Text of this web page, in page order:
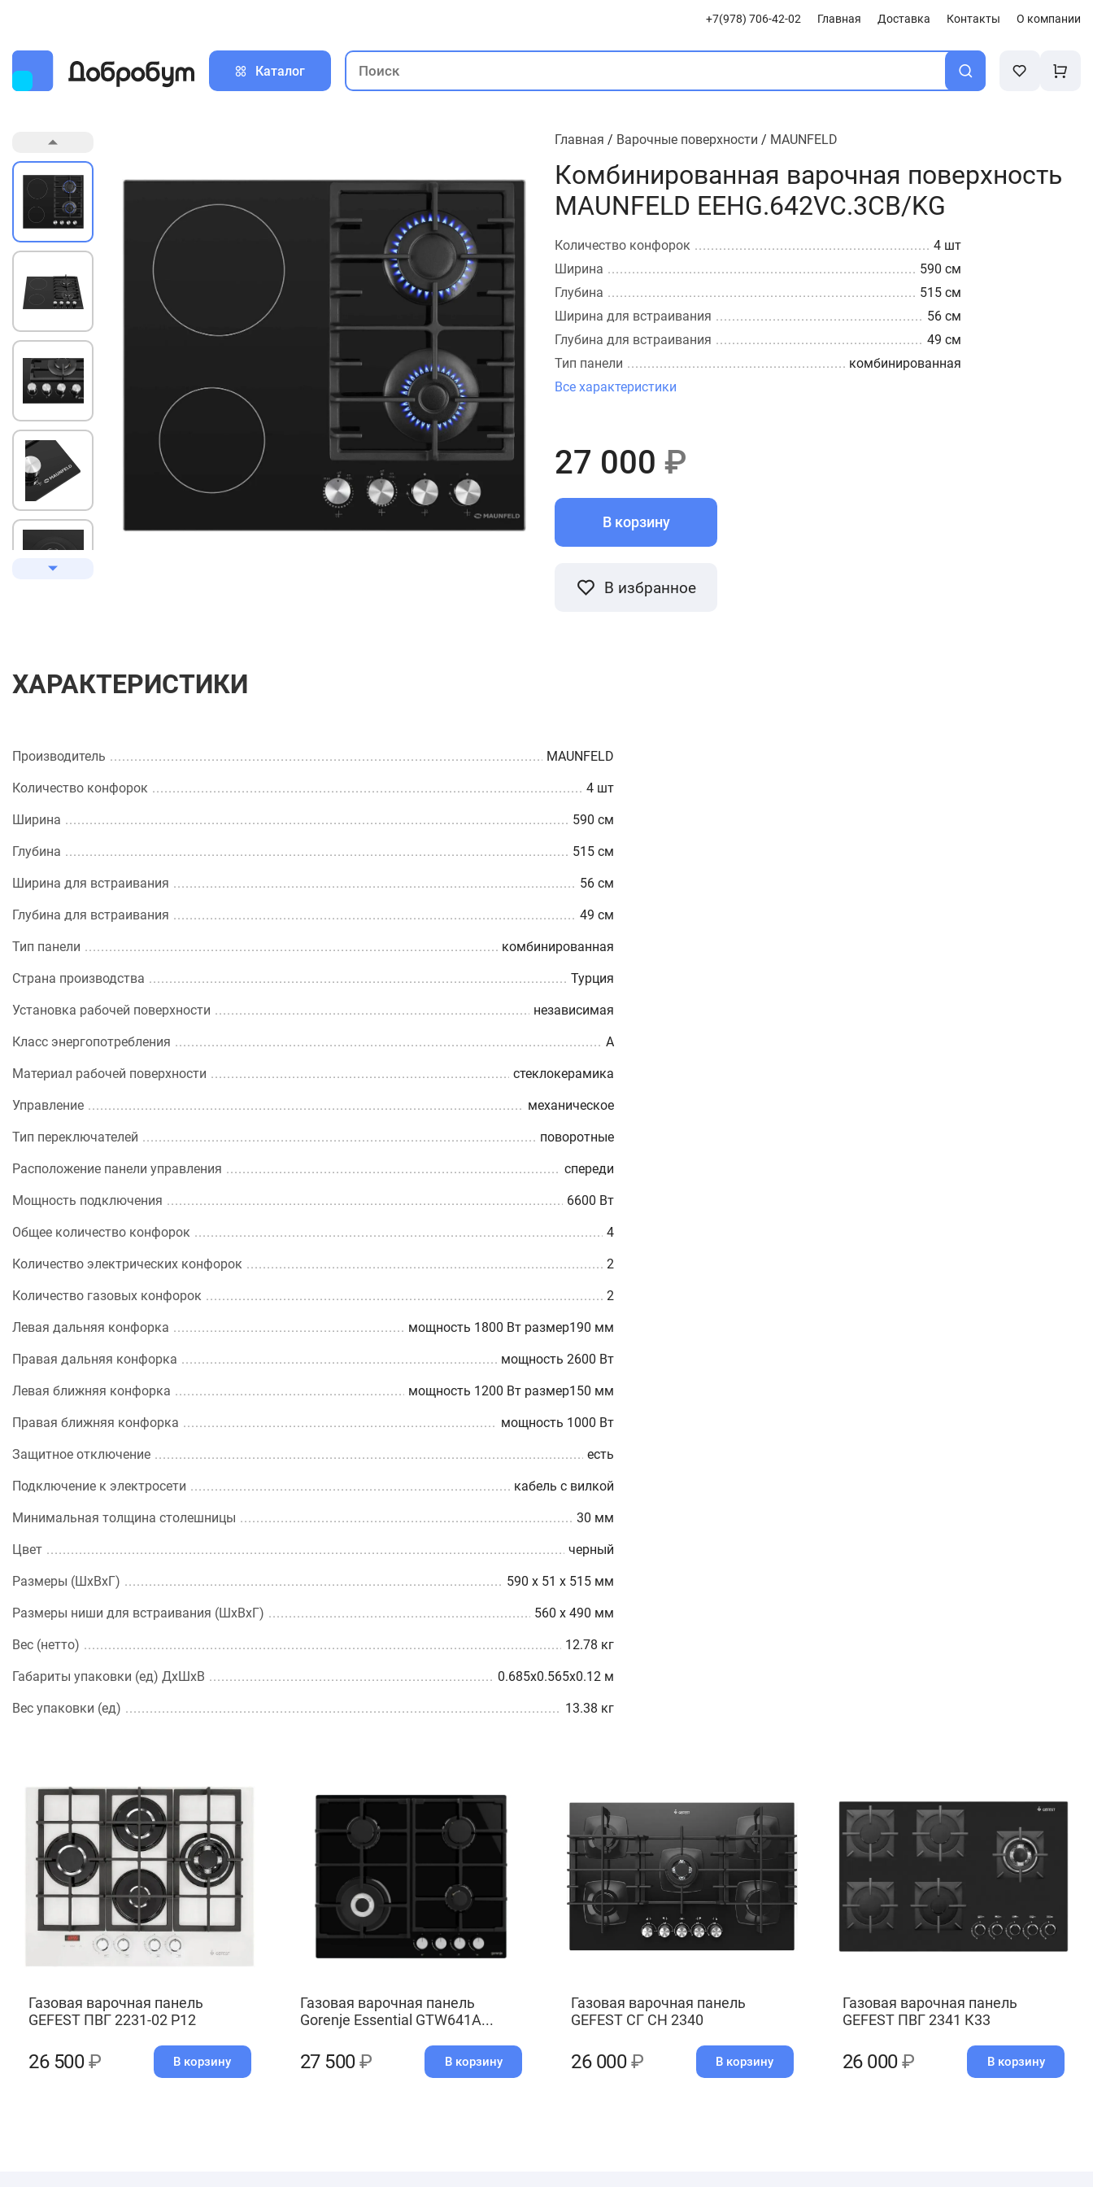
+7(978) 706-42-02 Главная Доставка Контакты О компании
Каталог
Главная / Варочные поверхности / MAUNFELD
Комбинированная варочная поверхность
MAUNFELD EEHG.642VC.3CB/KG
Количество конфорок
4 шт
Ширина
590 см
Глубина
515 см
Ширина для встраивания
56 см
Глубина для встраивания
49 см
Тип панели
комбинированная
Все характеристики
27 000 ₽
В корзину
В избранное
ХАРАКТЕРИСТИКИ
Производитель MAUNFELD
Количество конфорок 4 шт
Ширина 590 см
Глубина 515 см
Ширина для встраивания 56 см
Глубина для встраивания 49 см
Тип панели комбинированная
Страна производства Турция
Установка рабочей поверхности независимая
Класс энергопотребления A
Материал рабочей поверхности стеклокерамика
Управление механическое
Тип переключателей поворотные
Расположение панели управления спереди
Мощность подключения 6600 Вт
Общее количество конфорок 4
Количество электрических конфорок 2
Количество газовых конфорок 2
Левая дальняя конфорка мощность 1800 Вт размер190 мм
Правая дальняя конфорка мощность 2600 Вт
Левая ближняя конфорка мощность 1200 Вт размер150 мм
Правая ближняя конфорка мощность 1000 Вт
Защитное отключение есть
Подключение к электросети кабель с вилкой
Минимальная толщина столешницы 30 мм
Цвет черный
Размеры (ШхВхГ) 590 х 51 х 515 мм
Размеры ниши для встраивания (ШхВxГ) 560 x 490 мм
Вес (нетто) 12.78 кг
Габариты упаковки (ед) ДхШхВ 0.685x0.565x0.12 м
Вес упаковки (ед) 13.38 кг
Газовая варочная панель
GEFEST ПВГ 2231-02 Р12
26 500₽ В корзину
Газовая варочная панель
Gorenje Essential GTW641A...
27 500₽ В корзину
Газовая варочная панель
GEFEST СГ СН 2340
26 000₽ В корзину
Газовая варочная панель
GEFEST ПВГ 2341 К33
26 000₽ В корзину